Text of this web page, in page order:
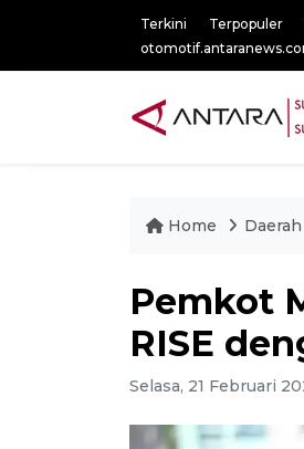
Terkini Terpopuler
Home Daerah
Pemkot
RISE
Selasa, 21 Februari